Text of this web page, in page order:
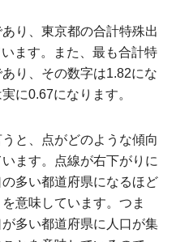
り、東京都の合計特殊出
ます。また、最も合計特
り、その数字は1.82にな
に0.67になります。
と、点がどのような傾向
ます。点線が右下がりに
多い都道府県になるほど
意味しています。つま
多い都道府県に人口が集